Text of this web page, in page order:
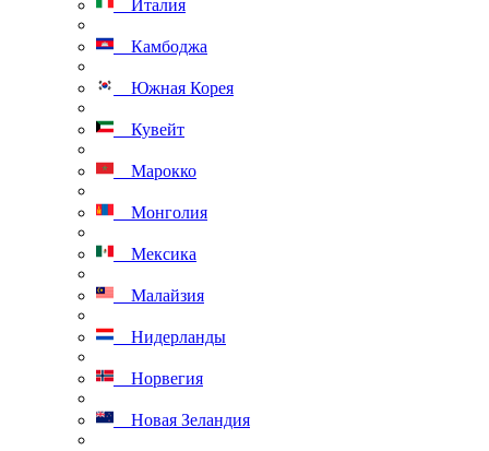
Италия
Камбоджа
Южная Корея
Кувейт
Марокко
Монголия
Мексика
Малайзия
Нидерланды
Норвегия
Новая Зеландия